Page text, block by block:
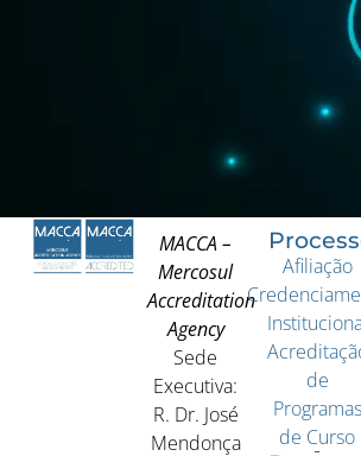
MACCA –
Mercosul
Accreditation
Agency
Sede
Executiva:
R. Dr. José
Mendonça
Afiliação
de
Programas
de Curso